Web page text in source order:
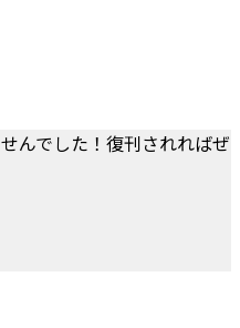
んでした！復刊されればぜ